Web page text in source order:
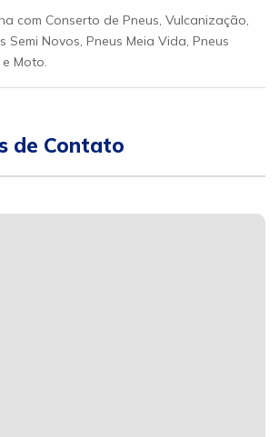
com Conserto de Pneus, Vulcanização,
Semi Novos, Pneus Meia Vida, Pneus
Moto.
de Contato